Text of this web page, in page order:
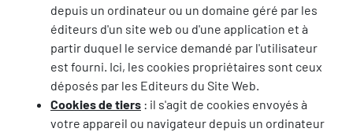
depuis un ordinateur ou un domaine géré par les
éditeurs d'un site web ou d'une application et à
partir duquel le service demandé par l'utilisateur
est fourni. Ici, les cookies propriétaires sont ceux
déposés par les Editeurs du Site Web.
Cookies de tiers : il s'agit de cookies envoyés à
votre appareil ou navigateur depuis un ordinateur